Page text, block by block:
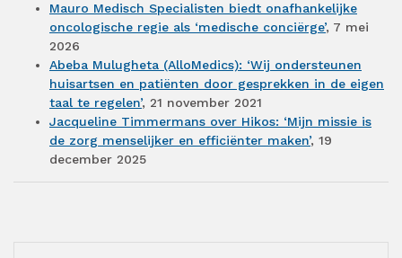
Mauro Medisch Specialisten biedt onafhankelijke
oncologische regie als ‘medische conciërge’, 7 mei
2026
Abeba Mulugheta (AlloMedics): ‘Wij ondersteunen
huisartsen en patiënten door gesprekken in de eigen
taal te regelen’, 21 november 2021
Jacqueline Timmermans over Hikos: ‘Mijn missie is
de zorg menselijker en efficiënter maken’, 19
december 2025